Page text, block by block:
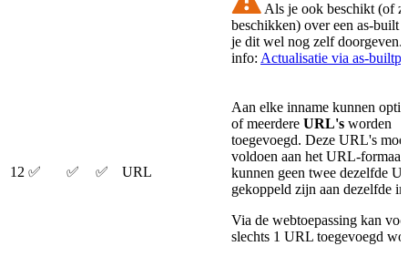
Als je ook beschikt (of
beschikken) over een as-built
je dit wel nog zelf doorgeven.
info: Actualisatie via as-
12 ✅ ✅ ✅ URL
Aan elke inname kunnen
of meerdere URL's worden
toegevoegd. Deze URL's
voldoen aan het URL-
kunnen geen twee dezelfde
gekoppeld zijn aan
Via de webtoepassing kan
slechts 1 URL toegevoegd